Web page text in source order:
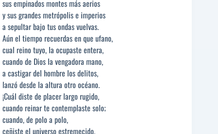
sus empinados montes más aerios
y sus grandes metrópolis e imperios
a sepultar bajo tus ondas vuelvas.
Aún el tiempo recuerdas en que ufano,
cual reino tuyo, la ocupaste entera,
cuando de Dios la vengadora mano,
a castigar del hombre los delitos,
lanzó desde la altura otro océano.
¡Cuál diste de placer largo rugido,
cuando reinar te contemplaste solo;
cuando, de polo a polo,
ceñiste el universo estremecido,